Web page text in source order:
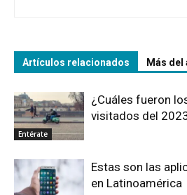
Artículos relacionados Más del
Entérate
¿Cuáles fueron
visitados del
Estas son las
en Latinoamérica